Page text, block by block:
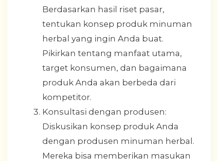
Berdasarkan hasil riset pasar,
tentukan konsep produk minuman
herbal yang ingin Anda buat.
Pikirkan tentang manfaat utama,
target konsumen, dan bagaimana
produk Anda akan berbeda dari
kompetitor.
Konsultasi dengan produsen:
Diskusikan konsep produk Anda
dengan produsen minuman herbal.
Mereka bisa memberikan masukan